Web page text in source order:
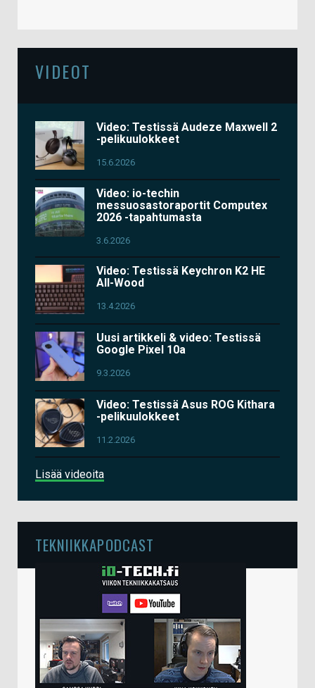
VIDEOT
Video: Testissä Audeze Maxwell 2
-pelikuulokkeet
15.6.2026
Video: io-techin
messuosastoraportit Computex
2026 -tapahtumasta
3.6.2026
Video: Testissä Keychron K2 HE
All-Wood
13.4.2026
Uusi artikkeli & video: Testissä
Google Pixel 10a
9.3.2026
Video: Testissä Asus ROG Kithara
-pelikuulokkeet
11.2.2026
Lisää videoita
TEKNIIKKAPODCAST